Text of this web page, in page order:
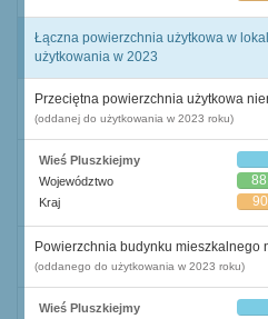
Łączna powierzchnia użytkowa w
użytkowania w 2023
Przeciętna powierzchnia użytkowa
(oddanej do użytkowania w 2023 roku)
Wieś Pluszkiejmy
Województwo
Kraj
Powierzchnia budynku mieszkalnego
(oddanego do użytkowania w 2023 roku)
Wieś Pluszkiejmy